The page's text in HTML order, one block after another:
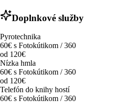
Doplnkové služby
Pyrotechnika
60€ s Fotokútikom / 360
od 120€
Nízka hmla
60€ s Fotokútikom / 360
od 120€
Telefón do knihy hostí
60€ s Fotokútikom / 360